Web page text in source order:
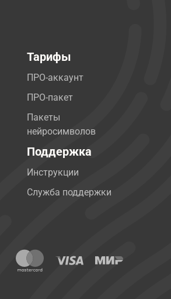
Тарифы
ПРО-аккаунт
ПРО-пакет
Пакеты
нейросимволов
Поддержка
Инструкции
Служба поддержки